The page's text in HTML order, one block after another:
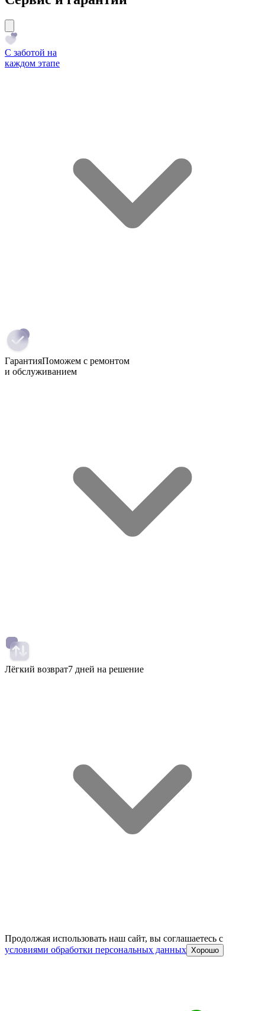
С заботой на
каждом этапе
ГарантияПоможем с ремонтом
и обслуживанием
Лёгкий возврат7 дней на решение
Продолжая использовать наш сайт, вы соглашаетесь c
условиями обработки персональных данных Хорошо